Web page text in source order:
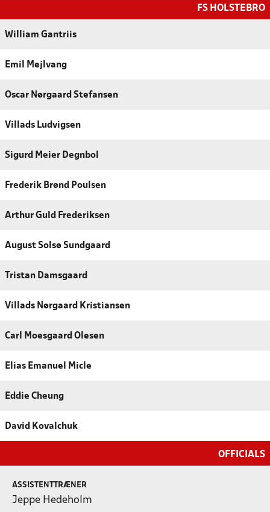
FS HOLSTEBRO
William Gantriis
Emil Mejlvang
Oscar Nørgaard Stefansen
Villads Ludvigsen
Sigurd Meier Degnbol
Frederik Brønd Poulsen
Arthur Guld Frederiksen
August Solsø Sundgaard
Tristan Damsgaard
Villads Nørgaard Kristiansen
Carl Moesgaard Olesen
Elias Emanuel Micle
Eddie Cheung
David Kovalchuk
OFFICIALS
ASSISTENTTRÆNER
Jeppe Hedeholm